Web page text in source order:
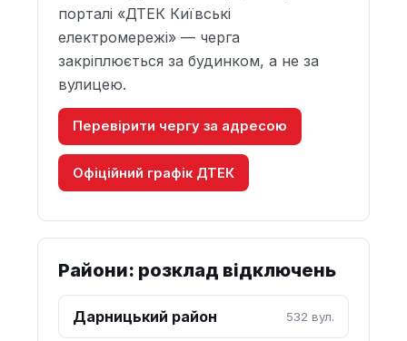
порталі «ДТЕК Київські
електромережі» — черга
закріплюється за будинком, а не за
вулицею.
Перевірити чергу за адресою
Офіційний графік ДТЕК
Райони: розклад відключень
Дарницький район 532 вул.